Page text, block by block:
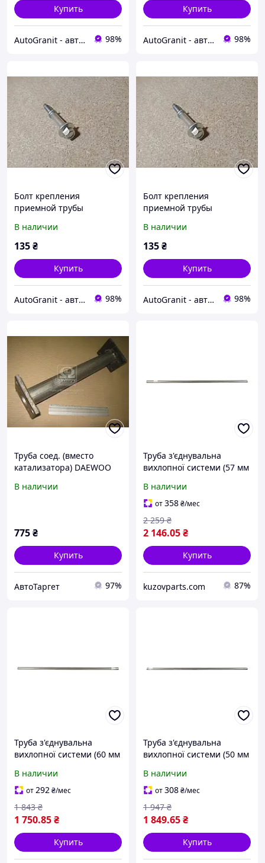
Купить
AutoGranit - автозапчасти для китайских автомобилей 98%
Купить
AutoGranit - автозапчасти для китайских автомобилей 98%
Болт крепления
приемной трубы
Джили ГС5
В наличии
135₴
Купить
AutoGranit - автозапчасти для китайских автомобилей 98%
Болт крепления
приемной трубы
X7 Джили Эмгранд Х7
В наличии
135₴
Купить
AutoGranit - автозапчасти для китайских автомобилей 98%
Труба соед. (вместо
катализатора) DAEWOO
05.100
В наличии
775₴
Купить
АвтоТаргет 97%
Труба з'єднувальна
вихлопної системи (57 мм
09780
В наличии
от358₴/мес
2 146.05₴
2 259 ₴
Купить
kuzovparts.com 87%
Труба з'єднувальна
вихлопної системи (60 мм
09810
В наличии
от292₴/мес
1 750.85₴
1 843 ₴
Купить
Труба з'єднувальна
вихлопної системи (50 мм
09811
В наличии
от308₴/мес
1 849.65₴
1 947 ₴
Купить